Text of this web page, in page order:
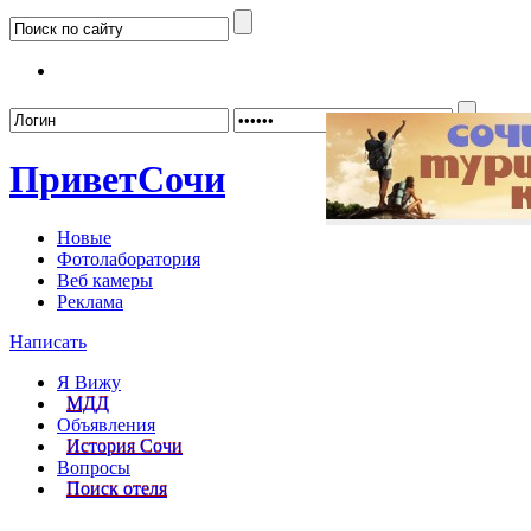
ПриветСочи
Новые
Фотолаборатория
Веб камеры
Реклама
Написать
Я Вижу
МДД
Объявления
История Сочи
Вопросы
Поиск отеля